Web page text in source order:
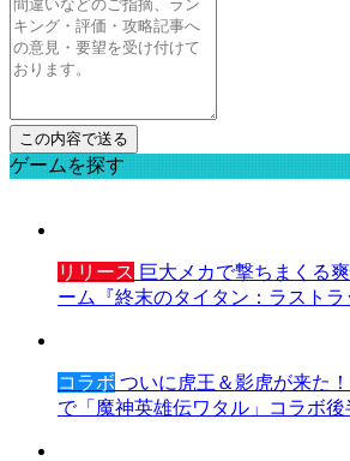
ゲームを探す
リリース 巨大メカで撃ちまくる
ーム『終末のタイタン：ラストラ
コラボ ついに虎王＆影虎が来た
で「魔神英雄伝ワタル」コラボ後